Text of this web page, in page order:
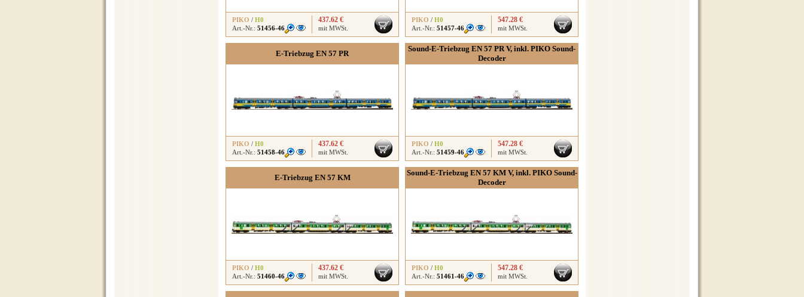
PIKO / H0
Art.-Nr.: 51456-46
437.62 €
mit MWSt.
PIKO / H0
Art.-Nr.: 51457-46
547.28 €
mit MWSt.
E-Triebzug EN 57 PR
PIKO / H0
Art.-Nr.: 51458-46
437.62 €
mit MWSt.
Sound-E-Triebzug EN 57 PR V, inkl. PIKO Sound-
Decoder
PIKO / H0
Art.-Nr.: 51459-46
547.28 €
mit MWSt.
E-Triebzug EN 57 KM
PIKO / H0
Art.-Nr.: 51460-46
437.62 €
mit MWSt.
Sound-E-Triebzug EN 57 KM V, inkl. PIKO Sound-
Decoder
PIKO / H0
Art.-Nr.: 51461-46
547.28 €
mit MWSt.